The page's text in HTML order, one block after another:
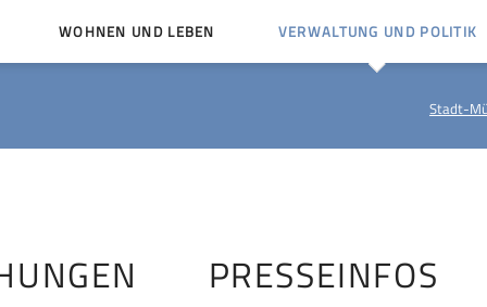
WOHNEN UND LEBEN VERWALTUNG UND POLITIK
Politische Gremien
Stadt-
PRESSEINFOS